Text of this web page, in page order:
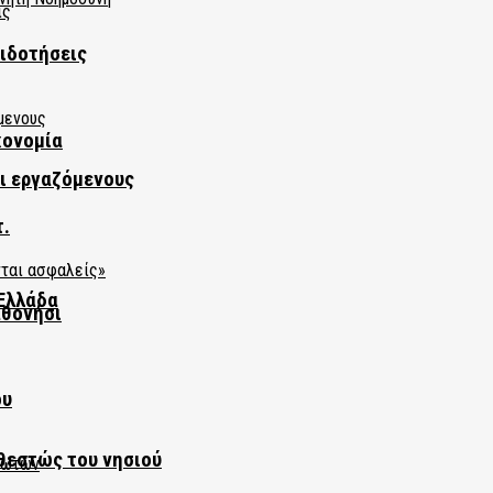
εργαζόμενους
του νησιού